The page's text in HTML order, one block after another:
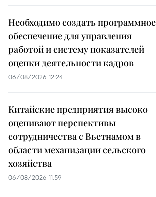
Необходимо создать программное
обеспечение для управления
работой и систему показателей
оценки деятельности кадров
06/08/2026 12:24
Китайские предприятия высоко
оценивают перспективы
сотрудничества с Вьетнамом в
области механизации сельского
хозяйства
06/08/2026 11:59